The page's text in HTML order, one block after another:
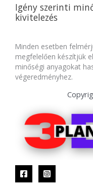
Igény szerinti
kivitelezés
Minden esetben
megfelelően készítjük
minőségi anyagokat
végeredményhez.